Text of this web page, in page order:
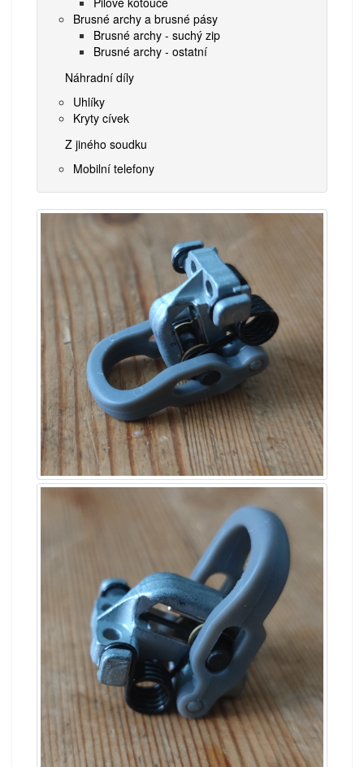
Brusné archy a brusné pásy
Brusné archy - suchý zip
Brusné archy - ostatní
Náhradní díly
Uhlíky
Kryty cívek
Z jiného soudku
Mobilní telefony